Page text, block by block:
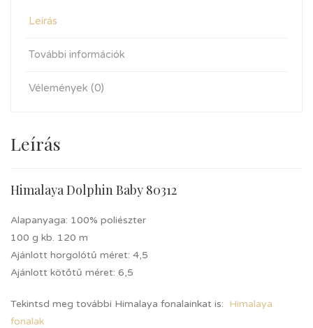
Leírás
További információk
Vélemények (0)
Leírás
Himalaya Dolphin Baby 80312
Alapanyaga: 100% poliészter
100 g kb. 120 m
Ajánlott horgolótű méret: 4,5
Ajánlott kötőtű méret: 6,5
Tekintsd meg további Himalaya fonalainkat is: Himalaya
fonalak